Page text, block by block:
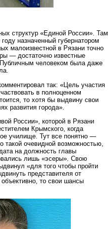
структур «Единой России». Там
назначенный губернатором
малоизвестной в Рязани точно
— достаточно известные
человеком была даже
так: «Цель участия
в полноценном
то хотя бы выдвину свои
развития города».
России», которой в Рязани
Крымского, когда
училище. Тут все понятно —
такой очевидной возможностью,
на должность главы
лишь «эсеры». Свою
«для того чтобы пройти
представителя от
то свои шансы